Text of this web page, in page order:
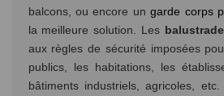
balcons, ou encore ungarde corps
la meilleure solution. Les
aux règles de sécurité imposées
publics, les habitations, les
bâtiments industriels, agricoles,